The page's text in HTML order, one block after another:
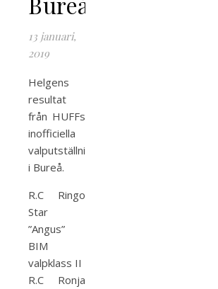
13 januari,
2019
Helgens
resultat
från HUFFs
inofficiella
valputställning
i Bureå.
R.C Ringo
Star
”Angus”
BIM
valpklass II
R.C Ronja